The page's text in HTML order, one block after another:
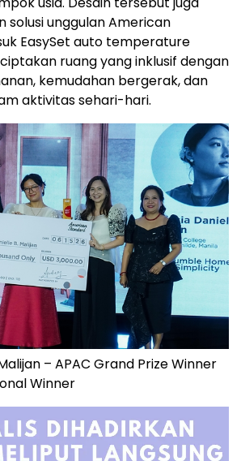
solusi unggulan American
EasySet auto temperature
ruang yang inklusif dengan
kemudahan bergerak, dan
aktivitas sehari-hari.
– APAC Grand Prize Winner
Winner